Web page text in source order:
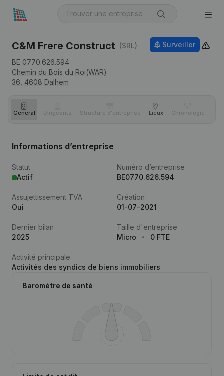
C&M Frere Construct (SRL)
BE 0770.626.594
Chemin du Bois du Roi(WAR)
36, 4608 Dalhem
Surveiller
Général Dirigeants Structure d'entreprise Lieux Chronologie
Informations d’entreprise
Statut
Actif
Numéro d’entreprise
BE0770.626.594
Assujettissement TVA
Oui
Création
01-07-2021
Dernier bilan
2025
Taille d'entreprise
Micro
0 FTE
Activité principale
Activités des syndics de biens immobiliers
Baromètre de santé